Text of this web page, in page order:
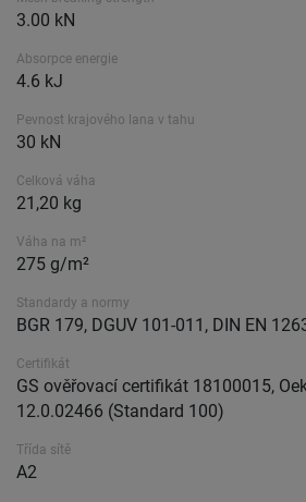
3.00 kN
Absorpce energie
4.6 kJ
Pevnost krajového lana v tahu
30 kN
Celková váha
21,20 kg
Váha na m²
275 g/m²
Standardy a normy
BGR 179, DGUV 101-011, DIN EN
Certifikát
GS ověřovací certifikát 18100015,
12.0.02466 (Standard 100)
Třída sítě
A2